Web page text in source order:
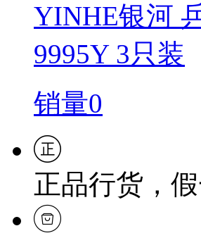
YINHE银河
9995Y 3只装
销量0
正品行货，